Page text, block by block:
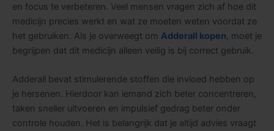
en focus te verbeteren. Veel mensen vragen zich af hoe dit
medicijn precies werkt en wat ze moeten weten voordat ze
het gebruiken. Als je overweegt om Adderall kopen , moet je
begrijpen dat dit medicijn alleen veilig is bij correct gebruik.
Adderall bevat stimulerende stoffen die invloed hebben op
je hersenen. Hierdoor kan iemand zich beter concentreren,
taken sneller uitvoeren en impulsief gedrag beter onder
controle houden. Het is belangrijk dat je altijd advies vraagt